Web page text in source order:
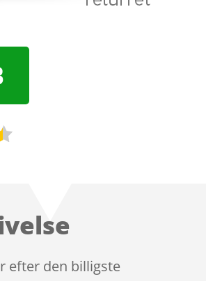
efter den billigste